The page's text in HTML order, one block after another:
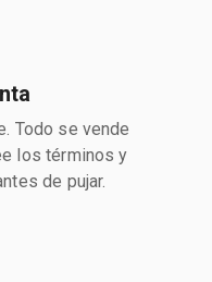
Todo se vende
los términos y
de pujar.